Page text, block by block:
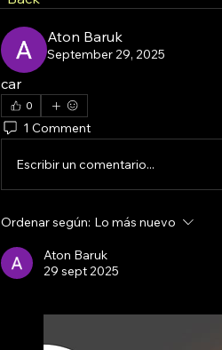
Aton Baruk
September 29, 2025
car
0
1 Comment
Escribir un comentario...
Ordenar según: Lo más nuevo
Aton Baruk
29 sept 2025